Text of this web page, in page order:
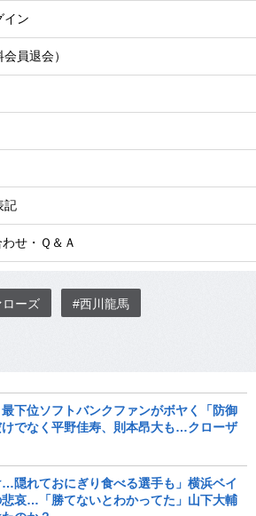
イン
員退会）
記
せ・Ｑ＆Ａ
ーズ #西川龍馬
最下位ソフトバンクファンがボヤく「防御
でなく平野佳寿、則本昂大も…クローザ
…隠れておにぎり食べる選手も」横浜ベイ
悲哀…「勝てないとわかってた」山下大輔